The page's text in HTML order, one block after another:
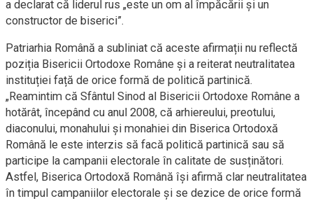
a declarat că liderul rus „este un om al împăcării și un
constructor de biserici”.
Patriarhia Română a subliniat că aceste afirmații nu reflectă
poziția Bisericii Ortodoxe Române și a reiterat neutralitatea
instituției față de orice formă de politică partinică.
„Reamintim că Sfântul Sinod al Bisericii Ortodoxe Române a
hotărât, începând cu anul 2008, că arhiereului, preotului,
diaconului, monahului și monahiei din Biserica Ortodoxă
Română le este interzis să facă politică partinică sau să
participe la campanii electorale în calitate de susținători.
Astfel, Biserica Ortodoxă Română își afirmă clar neutralitatea
în timpul campaniilor electorale și se dezice de orice formă